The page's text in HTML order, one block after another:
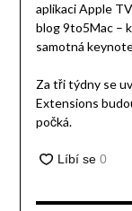
aplikaci Apple
blog 9to5Mac –
samotná
Za tři týdny se
Extensions
počká.